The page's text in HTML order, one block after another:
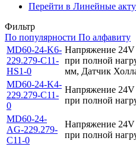
Перейти в Линейные
Фильтр
По популярности По алфавиту
MD60-24-K6-
229.279-C11-
HS1-0
Напряжение 24V
при полной
мм, Датчик
MD60-24-K4-
229.279-C11-
0
Напряжение 24V
при полной
MD60-24-
AG-229.279-
C11-0
Напряжение 24V
при полной